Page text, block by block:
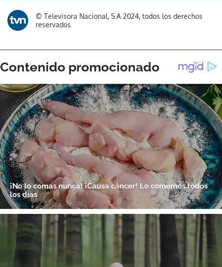
© Televisora Nacional, S.A 2024, todos los derechos
reservados